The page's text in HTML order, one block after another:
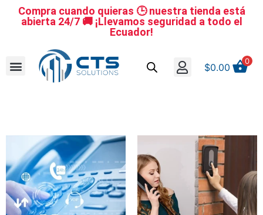
Compra cuando quieras 🕒 nuestra tienda está
abierta 24/7 🚚 ¡Llevamos seguridad a todo el
Ecuador!
$0.00
0